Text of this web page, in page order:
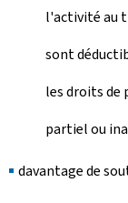
l'activité au
sont
les droits de
partiel ou
davantage de